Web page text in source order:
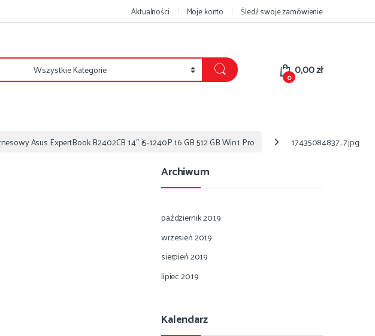
Aktualności Moje konto Śledź swoje zamówienie
0 0,00zł
Asus ExpertBook B2402CB 14″ i5-1240P 16 GB 512 GB Win1 Pro 17435084837_7.jpg
Archiwum
październik 2019
wrzesień 2019
sierpień 2019
lipiec 2019
Kalendarz